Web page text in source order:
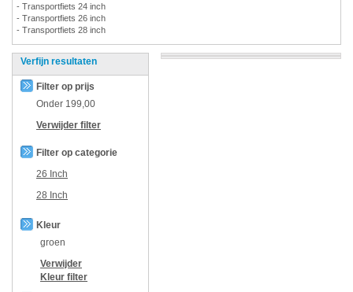
- Transportfiets 24 inch
- Transportfiets 26 inch
- Transportfiets 28 inch
Verfijn resultaten
Filter op prijs
Onder 199,00
Verwijder filter
Filter op categorie
26 Inch
28 Inch
Kleur
groen
Verwijder
Kleur filter